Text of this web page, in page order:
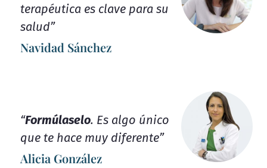
terapéutica es clave para su
salud”
Navidad Sánchez
“Formúlaselo. Es algo único
que te hace muy diferente”
Alicia González